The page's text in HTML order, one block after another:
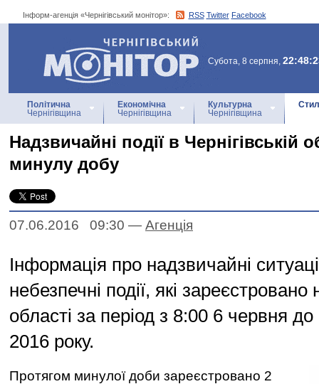
Інформ-агенція «Чернігівський монітор»: RSS Twitter Facebook
Інформ-агенція
«Чернігівський монітор»
Субота, 8 серпня,
Політична
Чернігівщина
Економічна
Чернігівщина
Культурна
Чернігівщина
Надзвичайні події в Чернігівській
минулу добу
07.06.2016 09:30 — Агенцiя
Інформація про надзвичайні
небезпечні події, які зареєстровано
області за період з 8:00 6 червня
2016 року.
Протягом минулої доби зареєстровано 2